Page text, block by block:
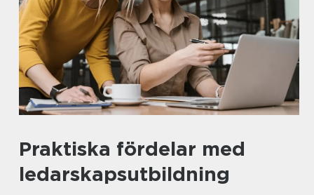
Praktiska fördelar med
ledarskapsutbildning